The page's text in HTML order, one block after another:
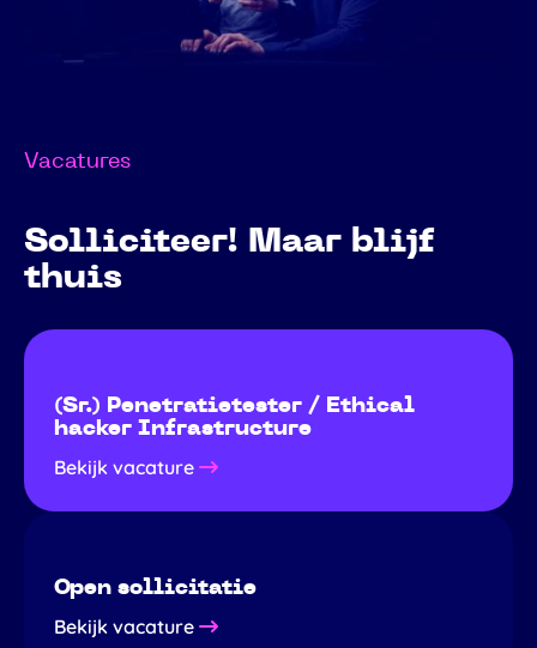
Vacatures
Solliciteer! Maar blijf
thuis
(Sr.) Penetratietester / Ethical
hacker Infrastructure
Bekijk vacature
Open sollicitatie
Bekijk vacature